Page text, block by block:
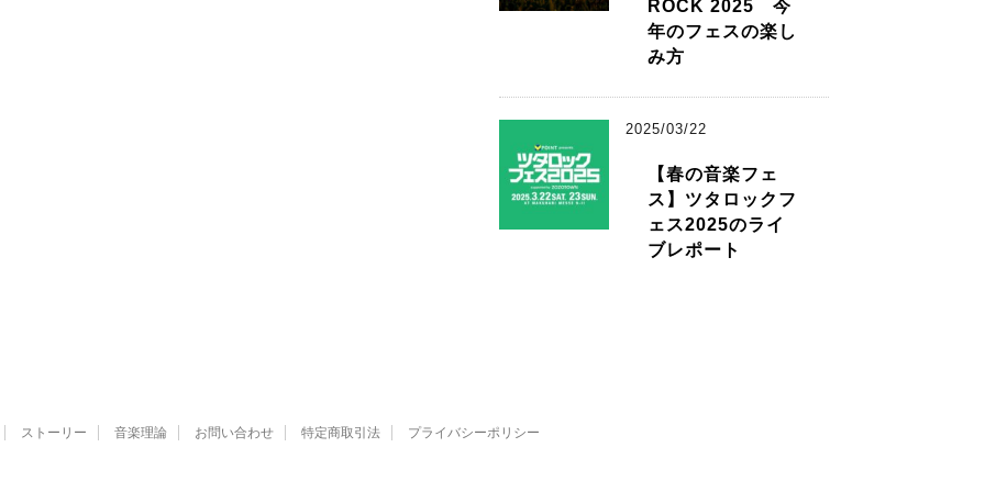
ROCK 2025 今
年のフェスの楽し
み方
2025/03/22
【春の音楽フェ
ス】ツタロックフ
ェス2025のライ
ブレポート
ストーリー 音楽理論 お問い合わせ 特定商取引法 プライバシーポリシー